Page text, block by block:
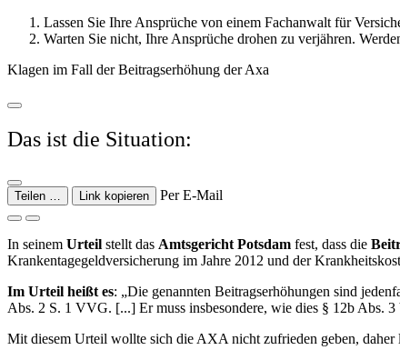
Lassen Sie Ihre Ansprüche von einem Fachanwalt für
Warten Sie nicht, Ihre Ansprüche drohen zu verjähren.
Klagen im Fall der Beitragserhöhung der Axa
Das ist die Situation:
Teilen … Link kopieren Per E-Mail
In seinem Urteil stellt das Amtsgericht Potsdam fest, dass die
Krankentagegeldversicherung im Jahre 2012 und der
Im Urteil heißt es: „Die genannten Beitragserhöhungen sind
Abs. 2 S. 1 VVG. [...] Er muss insbesondere, wie dies § 12b Abs.
Mit diesem Urteil wollte sich die AXA nicht zufrieden geben,